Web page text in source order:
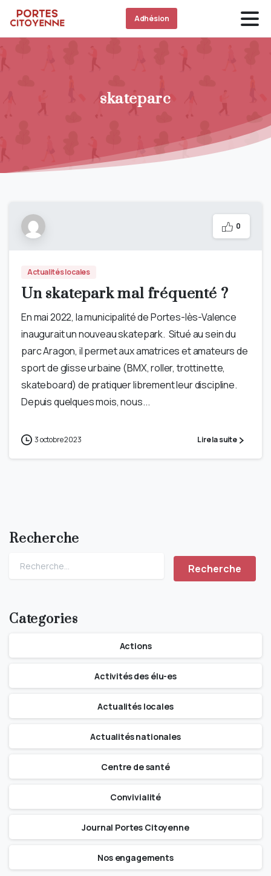
Adhésion
skateparc
0
Actualités locales
Un skatepark mal fréquenté ?
En mai 2022, la municipalité de Portes-lès-Valence
inaugurait un nouveau skatepark. Situé au sein du
parc Aragon, il permet aux amatrices et amateurs de
sport de glisse urbaine (BMX, roller, trottinette,
skateboard) de pratiquer librement leur discipline.
Depuis quelques mois, nous...
3 octobre 2023 Lire la suite
Recherche
Categories
Actions
Activités des élu-es
Actualités locales
Actualités nationales
Centre de santé
Convivialité
Journal Portes Citoyenne
Nos engagements